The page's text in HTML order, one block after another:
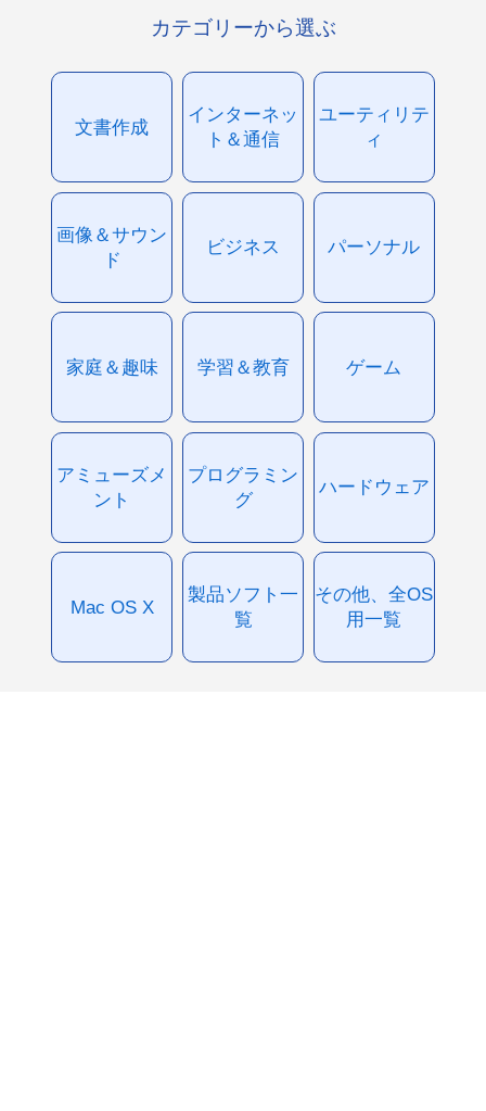
カテゴリーから選ぶ
文書作成
インターネッ
ト＆通信
ユーティリテ
ィ
画像＆サウン
ド
ビジネス パーソナル
家庭＆趣味 学習＆教育 ゲーム
アミューズメ
ント
プログラミン
グ
ハードウェア
Mac OS X
製品ソフト一
覧
その他、全OS
用一覧